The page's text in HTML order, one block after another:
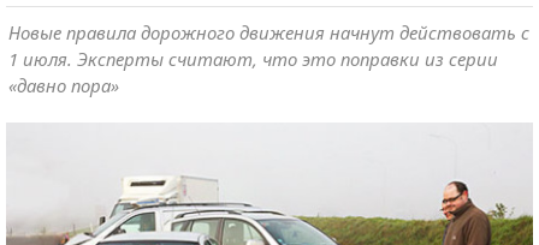
Новые правила дорожного движения начнут действовать с
1 июля. Эксперты считают, что это поправки из серии
«давно пора»